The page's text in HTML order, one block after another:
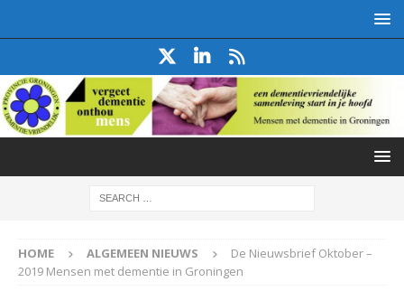
HOME ALGEMEEN NIEUWS
De Nieuwsbrief Oktober –
2019 Mensen met dementie in Groningen